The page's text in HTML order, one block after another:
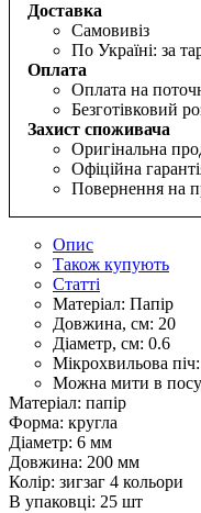
Опис
Також купують
Статті
Матеріал: Папір
Довжина, см: 20
Діаметр, см: 0.6
Мікрохвильова піч:
Можна мити в
Матеріал: папір
Форма: кругла
Діаметр: 6 мм
Довжина: 200 мм
Колір: зигзаг 4 кольори
В упаковці: 25 шт
Доставка
Самовивіз
По Україні: за
Оплата
Оплата на
Безготівковий
Захист споживача
Оригінальна
Офіційна
Повернення на